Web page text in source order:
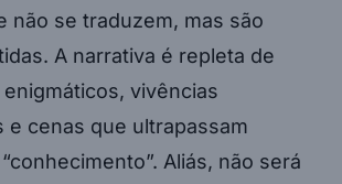
não se traduzem, mas são
A narrativa é repleta de
vivências
e cenas que ultrapassam
Aliás, não será